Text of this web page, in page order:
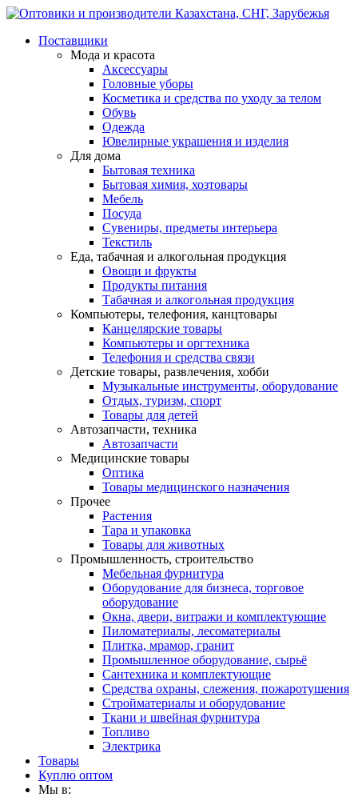
Поставщики
Мода и красота
Аксессуары
Головные уборы
Косметика и средства по уходу за телом
Обувь
Одежда
Ювелирные украшения и изделия
Для дома
Бытовая техника
Бытовая химия, хозтовары
Мебель
Посуда
Сувениры, предметы интерьера
Текстиль
Еда, табачная и алкогольная продукция
Овощи и фрукты
Продукты питания
Табачная и алкогольная продукция
Компьютеры, телефония, канцтовары
Канцелярские товары
Компьютеры и оргтехника
Телефония и средства связи
Детские товары, развлечения, хобби
Музыкальные инструменты, оборудование
Отдых, туризм, спорт
Товары для детей
Автозапчасти, техника
Автозапчасти
Медицинские товары
Оптика
Товары медицинского назначения
Прочее
Растения
Тара и упаковка
Товары для животных
Промышленность, строительство
Мебельная фурнитура
Оборудование для бизнеса, торговое
оборудование
Окна, двери, витражи и комплектующие
Пиломатериалы, лесоматериалы
Плитка, мрамор, гранит
Промышленное оборудование, сырьё
Сантехника и комплектующие
Средства охраны, слежения, пожаротушения
Стройматериалы и оборудование
Ткани и швейная фурнитура
Топливо
Электрика
Товары
Куплю оптом
Мы в: